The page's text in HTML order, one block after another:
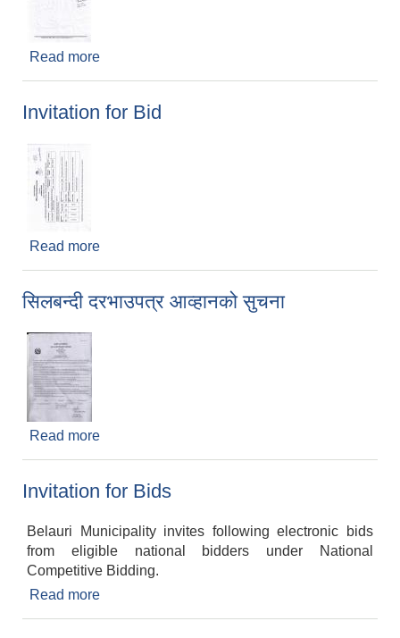
Read more
Invitation for Bid
Read more
सिलबन्दी दरभाउपत्र आव्हानको सुचना
Read more
Invitation for Bids
Belauri Municipality invites following electronic bids
from eligible national bidders under National
Competitive Bidding.
Read more